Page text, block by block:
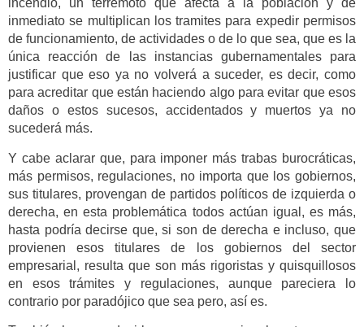
incendio, un terremoto que afecta a la población y de
inmediato se multiplican los tramites para expedir permisos
de funcionamiento, de actividades o de lo que sea, que es la
única reacción de las instancias gubernamentales para
justificar que eso ya no volverá a suceder, es decir, como
para acreditar que están haciendo algo para evitar que esos
daños o estos sucesos, accidentados y muertos ya no
sucederá más.
Y cabe aclarar que, para imponer más trabas burocráticas,
más permisos, regulaciones, no importa que los gobiernos,
sus titulares, provengan de partidos políticos de izquierda o
derecha, en esta problemática todos actúan igual, es más,
hasta podría decirse que, si son de derecha e incluso, que
provienen esos titulares de los gobiernos del sector
empresarial, resulta que son más rigoristas y quisquillosos
en esos trámites y regulaciones, aunque pareciera lo
contrario por paradójico que sea pero, así es.